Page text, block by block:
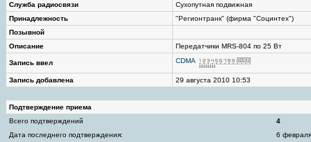
Служба радиосвязи
Сухопутная подвижная
Принадлежность
"Регионтранк" (фирма "Социнтех")
Позывной
Описание
Передатчики MRS-804 по 25 Вт
Запись ввел CDMA
Запись добавлена 29 августа 2010 10:53
Подтверждение приема
Всего подтверждений
4
Дата последнего подтверждения:
6